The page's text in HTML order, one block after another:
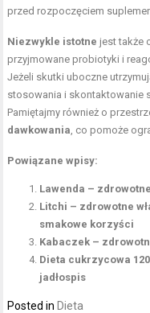
przed rozpoczęciem
Niezwykle istotne jest także
przyjmowane probiotyki i
Jeżeli skutki uboczne
stosowania i skontaktowanie
Pamiętajmy również o
dawkowania , co pomoże
Powiązane wpisy:
Lawenda –
Litchi – zdrowotne
smakowe korzyści
Kabaczek –
Dieta cukrzycowa
jadłospis
Posted in Dieta